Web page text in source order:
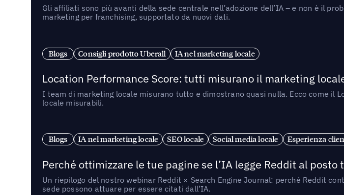
Gli affiliati sono più avanti della sede centrale nell’adozione dell’IA – e non è il
marketing per franchising, supportato da nuovi dati.
Blogs Consigli prodotto Uberall IA nel marketing locale
Location Performance Score: tutti misurano il marketing
I team di marketing locale misurano tutto e dimostrano quasi nulla. Ecco come il
locale misurabili.
Blogs IA nel marketing locale SEO locale Social media locale Esperienza
Perché ottimizzare le tue pagine se l’IA legge Reddit al posto
Un riepilogo del nostro webinar Reddit × Search Engine Journal: perché Reddit
sede possono attuare per essere citati dall’IA.